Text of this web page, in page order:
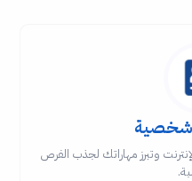
شخصية
وتبرز مهاراتك لجذب الفرص